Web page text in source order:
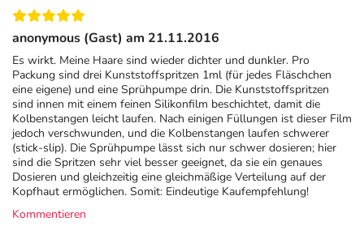
anonymous (Gast) am 21.11.2016
Es wirkt. Meine Haare sind wieder dichter und dunkler. Pro
Packung sind drei Kunststoffspritzen 1ml (für jedes Fläschchen
eine eigene) und eine Sprühpumpe drin. Die Kunststoffspritzen
sind innen mit einem feinen Silikonfilm beschichtet, damit die
Kolbenstangen leicht laufen. Nach einigen Füllungen ist dieser Film
jedoch verschwunden, und die Kolbenstangen laufen schwerer
(stick-slip). Die Sprühpumpe lässt sich nur schwer dosieren; hier
sind die Spritzen sehr viel besser geeignet, da sie ein genaues
Dosieren und gleichzeitig eine gleichmäßige Verteilung auf der
Kopfhaut ermöglichen. Somit: Eindeutige Kaufempfehlung!
Kommentieren